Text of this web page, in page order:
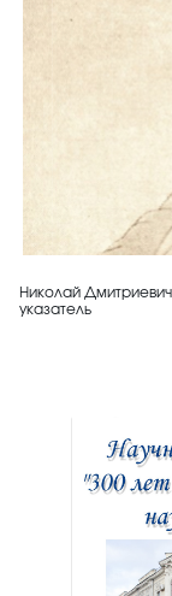
Николай
указатель